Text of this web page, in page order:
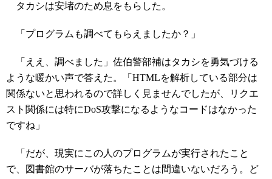
タカシは安堵のため息をもらした。
「プログラムも調べてもらえましたか？」
「ええ、調べました」佐伯警部補はタカシを勇気づける
ような暖かい声で答えた。「HTMLを解析している部分は
関係ないと思われるので詳しく見ませんでしたが、リクエ
スト関係には特にDoS攻撃になるようなコードはなかった
ですね」
「だが、現実にこの人のプログラムが実行されたこと
で、図書館のサーバが落ちたことは間違いないだろう。ど